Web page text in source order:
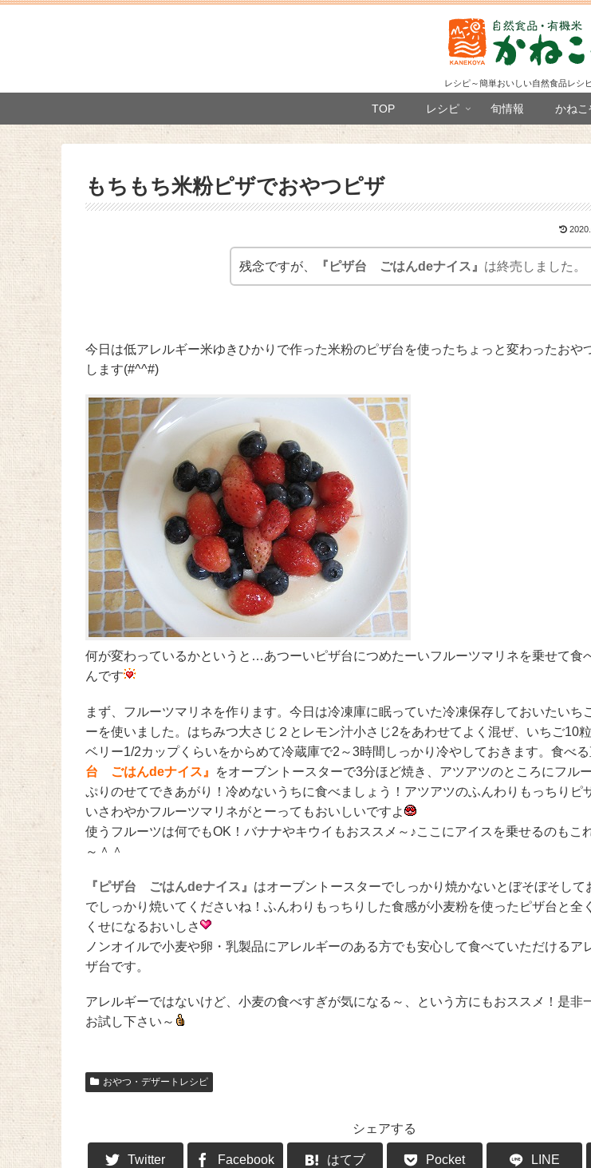
レシピ～簡単おいしい自然食品レシ
TOP レシピ 旬情報 かね
もちもち米粉ピザでおやつピザ
残念ですが、 『ピザ台 ごはんdeナイス』 は終売しました。
今日は低アレルギー米ゆきひかりで作った米粉のピザ台を使ったちょっと変わったおや
します(#^^#)
何が変わっているかというと…あつーいピザ台につめたーいフルーツマリネを乗せて食
んです
まず、フルーツマリネを作ります。今日は冷凍庫に眠っていた冷凍保存しておいたいち
ーを使いました。はちみつ大さじ２とレモン汁小さじ2をあわせてよく混ぜ、いちご10
ベリー1/2カップくらいをからめて冷蔵庫で2～3時間しっかり冷やしておきます。食べる
台 ごはんdeナイス』
をオーブントースターで3分ほど焼き、アツアツのところにフル
ぷりのせてできあがり！冷めないうちに食べましょう！アツアツのふんわりもっちりピ
いさわやかフルーツマリネがとーってもおいしいですよ
使うフルーツは何でもOK！バナナやキウイもおススメ～♪ここにアイスを乗せるのもこ
～＾＾
『ピザ台 ごはんdeナイス』 はオーブントースターでしっかり焼かないとぼそぼそして
でしっかり焼いてくださいね！ふんわりもっちりした食感が小麦粉を使ったピザ台と全
くせになるおいしさ
ノンオイルで小麦や卵・乳製品にアレルギーのある方でも安心して食べていただけるア
ザ台です。
アレルギーではないけど、小麦の食べすぎが気になる～、という方にもおススメ！是非
お試し下さい～
おやつ・デザートレシピ
シェアする
Twitter Facebook はてブ Pocket LINE